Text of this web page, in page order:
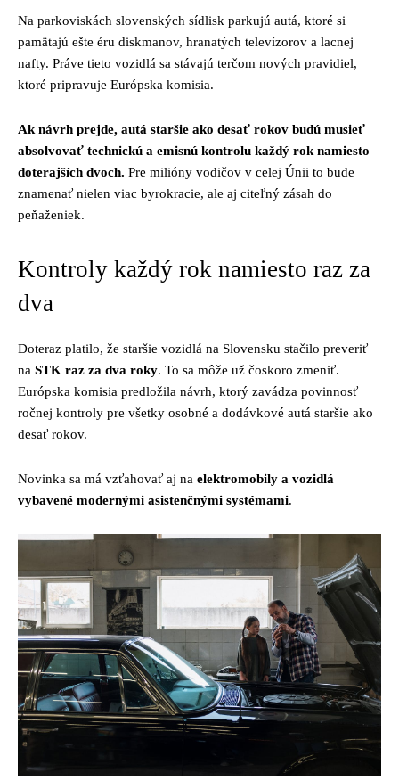
Na parkoviskách slovenských sídlisk parkujú autá, ktoré si
pamätajú ešte éru diskmanov, hranatých televízorov a lacnej
nafty. Práve tieto vozidlá sa stávajú terčom nových pravidiel,
ktoré pripravuje Európska komisia.
Ak návrh prejde, autá staršie ako desať rokov budú musieť
absolvovať technickú a emisnú kontrolu každý rok namiesto
doterajších dvoch. Pre milióny vodičov v celej Únii to bude
znamenať nielen viac byrokracie, ale aj citeľný zásah do
peňaženiek.
Kontroly každý rok namiesto raz za
dva
Doteraz platilo, že staršie vozidlá na Slovensku stačilo preveriť
na STK raz za dva roky. To sa môže už čoskoro zmeniť.
Európska komisia predložila návrh, ktorý zavádza povinnosť
ročnej kontroly pre všetky osobné a dodávkové autá staršie ako
desať rokov.
Novinka sa má vzťahovať aj na elektromobily a vozidlá
vybavené modernými asistenčnými systémami.